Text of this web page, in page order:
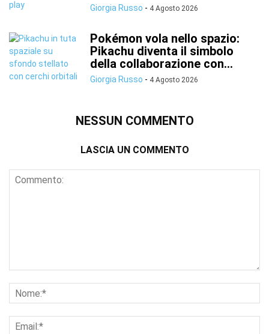
Giorgia Russo - 4 Agosto 2026
Pokémon vola nello spazio:
Pikachu diventa il simbolo
della collaborazione con...
Giorgia Russo - 4 Agosto 2026
NESSUN COMMENTO
LASCIA UN COMMENTO